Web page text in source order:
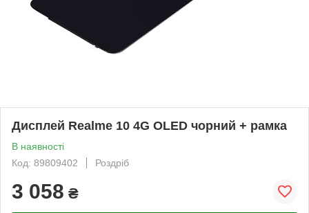
Дисплей Realme 10 4G OLED чорний + рамка
В наявності
Код: 89809402
Роздріб
3 058 ₴